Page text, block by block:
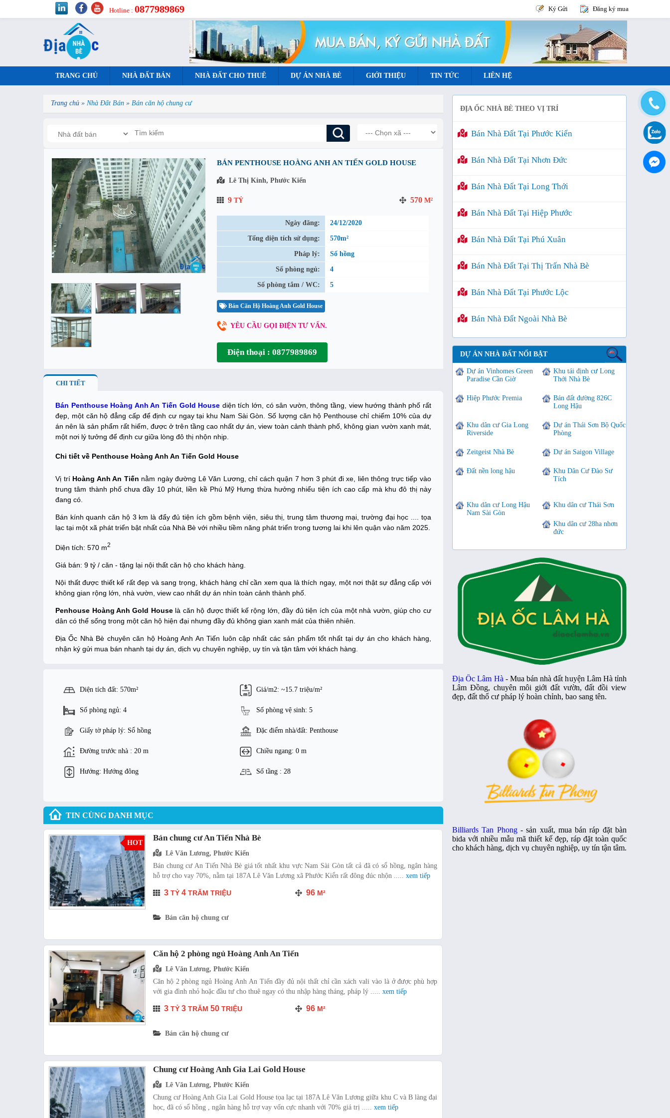
Hotline : 0877989869 Ký Gửi Đăng ký mua
TRANG CHỦ NHÀ ĐẤT BÁN NHÀ ĐẤT CHO THUÊ DỰ ÁN NHÀ BÈ GIỚI THIỆU TIN TỨC LIÊN HỆ
Trang chủ » Nhà Đất Bán » Bán căn hộ chung cư
BÁN PENTHOUSE HOÀNG ANH AN TIẾN GOLD HOUSE
Lê Thị Kỉnh, Phước Kiển
9TỶ 570M²
Ngày đăng: 24/12/2020
Tổng diện tích sử dụng: 570m²
Pháp lý: Sổ hồng
Số phòng ngủ: 4
Số phòng tắm / WC: 5
Bán Căn Hộ Hoàng Anh Gold House
YÊU CẦU GỌI ĐIỆN TƯ VẤN.
Điện thoại : 0877989869
CHI TIẾT
Bán Penthouse Hoàng Anh An Tiến Gold House diện tích lớn, có sân vườn, thông tầng, view hướng thành phố rất
đẹp, một căn hộ đẳng cấp để định cư ngay tại khu Nam Sài Gòn. Số lượng căn hộ Penthouse chỉ chiếm 10% của dự
án nên là sản phẩm rất hiếm, được ở trên tầng cao nhất dự án, view toàn cảnh thành phố, không gian vườn xanh mát,
một nơi lý tưởng để định cư giữa lòng đô thị nhộn nhịp.
Chi tiết về Penthouse Hoàng Anh An Tiến Gold House
Vị trí Hoàng Anh An Tiến nằm ngày đường Lê Văn Lương, chỉ cách quận 7 hơn 3 phút đi xe, liên thông trực tiếp vào
trung tâm thành phố chưa đầy 10 phút, liền kề Phú Mỹ Hưng thừa hưởng nhiểu tiện ích cao cấp mà khu đô thị này
đang có.
Bán kính quanh căn hộ 3 km là đẩy đủ tiện ích gồm bệnh viện, siêu thị, trung tâm thương mại, trường đại học .... tọa
lạc tại một xã phát triển bật nhất của Nhà Bè với nhiều tiềm năng phát triển trong tương lai khi lên quận vào năm 2025.
Diện tích: 570 m2
Giá bán: 9 tỷ / căn - tặng lại nội thất căn hộ cho khách hàng.
Nội thất được thiết kế rất đẹp và sang trọng, khách hàng chỉ cần xem qua là thích ngay, một nơi thật sự đẳng cấp với
không gian rộng lớn, nhà vườn, view cao nhất dự án nhìn toàn cảnh thành phố.
Penhouse Hoàng Anh Gold Houselà căn hộ được thiết kế rộng lớn, đầy đủ tiện ích của một nhà vườn, giúp cho cư
dân có thể sống trong một căn hộ hiện đại nhưng đầy đủ không gian xanh mát của thiên nhiên.
Địa Ốc Nhà Bè chuyên căn hộ Hoàng Anh An Tiến luôn cập nhất các sản phẩm tốt nhất tại dự án cho khách hàng,
nhận ký gửi mua bán nhanh tại dự án, dịch vụ chuyên nghiệp, uy tín và tận tâm với khách hàng.
Diện tích đất: 570m² Giá/m2: ~15.7 triệu/m²
Số phòng ngủ: 4 Số phòng vệ sinh: 5
Giấy tờ pháp lý: Sổ hồng Đặc điểm nhà/đất: Penthouse
Đường trước nhà : 20 m Chiều ngang: 0 m
Hướng: Hướng đông Số tầng : 28
TIN CÙNG DANH MỤC
HOT
Bán chung cư An Tiến Nhà Bè
Lê Văn Lương, Phước Kiển
Bán chung cư An Tiến Nhà Bè giá tốt nhất khu vực Nam Sài Gòn tất cả đã có sổ hồng, ngân hàng
hỗ trợ cho vay 70%, nằm tại 187A Lê Văn Lương xã Phước Kiển rất đông đúc nhộn ..... xem tiếp
3 TỶ 4 TRĂM TRIỆU 96 M²
Bán căn hộ chung cư
Căn hộ 2 phòng ngủ Hoàng Anh An Tiến
Lê Văn Lương, Phước Kiển
Căn hộ 2 phòng ngủ Hoàng Anh An Tiến đầy đủ nội thất chỉ cần xách vali vào là ở được phù hợp
với gia đình nhỏ hoặc đầu tư cho thuê ngay có thu nhập hàng tháng, pháp lý ..... xem tiếp
3 TỶ 3 TRĂM 50 TRIỆU 96 M²
Bán căn hộ chung cư
Chung cư Hoàng Anh Gia Lai Gold House
Lê Văn Lương, Phước Kiển
Chung cư Hoàng Anh Gia Lai Gold House tọa lạc tại 187A Lê Văn Lương giữa khu C và B làng đại
học, đã có sổ hồng , ngân hàng hỗ trợ vay vốn cực nhanh với 70% giá trị ..... xem tiếp
ĐỊA ỐC NHÀ BÈ THEO VỊ TRÍ
Bán Nhà Đất Tại Phước Kiển
Bán Nhà Đất Tại Nhơn Đức
Bán Nhà Đất Tại Long Thới
Bán Nhà Đất Tại Hiệp Phước
Bán Nhà Đất Tại Phú Xuân
Bán Nhà Đất Tại Thị Trấn Nhà Bè
Bán Nhà Đất Tại Phước Lộc
Bán Nhà Đất Ngoài Nhà Bè
DỰ ÁN NHÀ ĐẤT NỔI BẬT
Dự án Vinhomes Green
Paradise Cần Giờ
Khu tái định cư Long
Thới Nhà Bè
Hiệp Phước Premia
Bán đất đường 826C
Long Hậu
Khu dân cư Gia Long
Riverside
Dự án Thái Sơn Bộ Quốc
Phòng
Zeitgeist Nhà Bè Dự án Saigon Village
Đất nền long hậu
Khu Dân Cư Đào Sư
Tích
Khu dân cư Long Hậu
Nam Sài Gòn
Khu dân cư Thái Sơn
Khu dân cư 28ha nhơn
đức
Địa Ốc Lâm Hà - Mua bán nhà đất huyện Lâm Hà tỉnh
Lâm Đồng, chuyên môi giới đất vườn, đất đồi view
đẹp, đất thổ cư pháp lý hoàn chỉnh, bao sang tên.
Billiards Tan Phong- sản xuất, mua bán ráp đặt bàn
bida với nhiều mẫu mã thiết kế đẹp, ráp đặt toàn quốc
cho khách hàng, dịch vụ chuyên nghiệp, uy tín tận tâm.